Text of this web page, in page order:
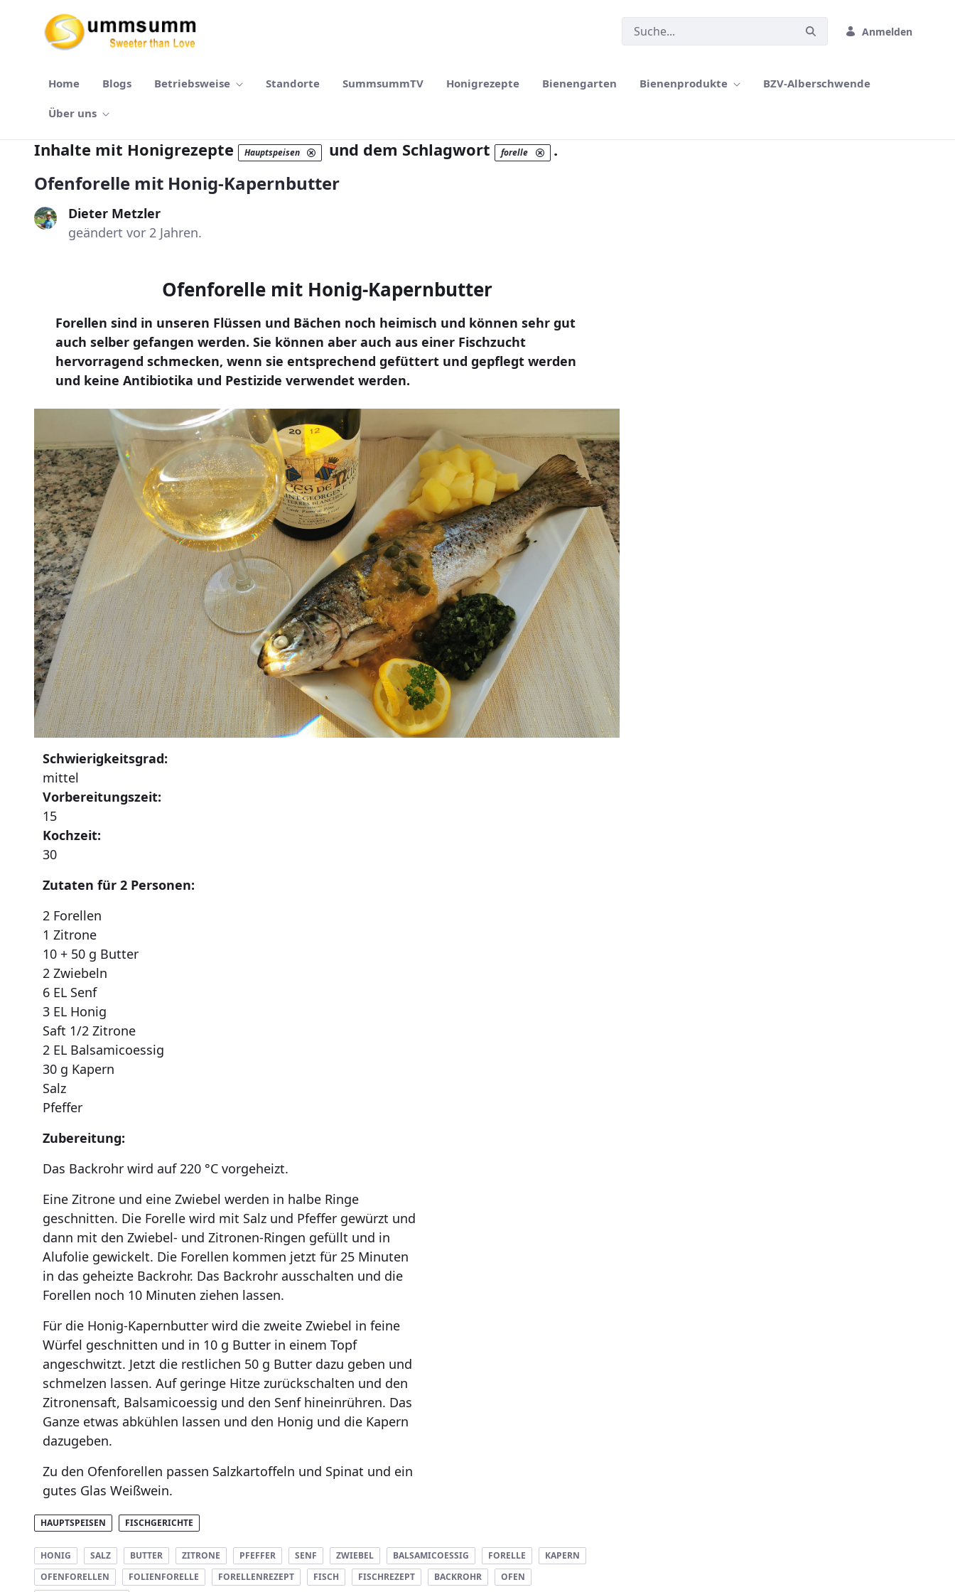
Zum Hauptinhalt springen
Anmelden
Home Blogs Betriebsweise Standorte SummsummTV Honigrezepte Bienengarten Bienenprodukte BZV-Alberschwende
Über uns
Inhalte mit Honigrezepte Hauptspeisen und dem Schlagwort forelle .
Ofenforelle mit Honig-Kapernbutter
Dieter Metzler
geändert vor 2 Jahren.
Ofenforelle mit Honig-Kapernbutter
Forellen sind in unseren Flüssen und Bächen noch heimisch und können sehr gut
auch selber gefangen werden. Sie können aber auch aus einer Fischzucht
hervorragend schmecken, wenn sie entsprechend gefüttert und gepflegt werden
und keine Antibiotika und Pestizide verwendet werden.
Schwierigkeitsgrad:
mittel
Vorbereitungszeit:
15
Kochzeit:
30
Zutaten für 2 Personen:
2 Forellen
1 Zitrone
10 + 50 g Butter
2 Zwiebeln
6 EL Senf
3 EL Honig
Saft 1/2 Zitrone
2 EL Balsamicoessig
30 g Kapern
Salz
Pfeffer
Zubereitung:
Das Backrohr wird auf 220 °C vorgeheizt.
Eine Zitrone und eine Zwiebel werden in halbe Ringe
geschnitten. Die Forelle wird mit Salz und Pfeffer gewürzt und
dann mit den Zwiebel- und Zitronen-Ringen gefüllt und in
Alufolie gewickelt. Die Forellen kommen jetzt für 25 Minuten
in das geheizte Backrohr. Das Backrohr ausschalten und die
Forellen noch 10 Minuten ziehen lassen.
Für die Honig-Kapernbutter wird die zweite Zwiebel in feine
Würfel geschnitten und in 10 g Butter in einem Topf
angeschwitzt. Jetzt die restlichen 50 g Butter dazu geben und
schmelzen lassen. Auf geringe Hitze zurückschalten und den
Zitronensaft, Balsamicoessig und den Senf hineinrühren. Das
Ganze etwas abkühlen lassen und den Honig und die Kapern
dazugeben.
Zu den Ofenforellen passen Salzkartoffeln und Spinat und ein
gutes Glas Weißwein.
HAUPTSPEISEN FISCHGERICHTE
HONIG SALZ BUTTER ZITRONE PFEFFER SENF ZWIEBEL BALSAMICOESSIG FORELLE
KAPERN
OFENFORELLEN
FOLIENFORELLE FORELLENREZEPT FISCH FISCHREZEPT BACKROHR
OFEN